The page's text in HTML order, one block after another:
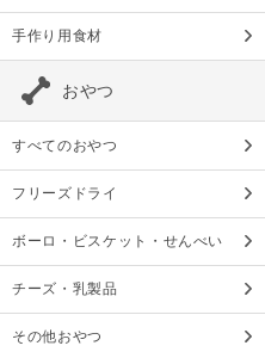
手作り用食材
おやつ
すべてのおやつ
フリーズドライ
ボーロ・ビスケット・せんべい
チーズ・乳製品
その他おやつ